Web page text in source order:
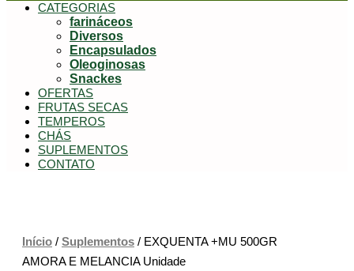
CATEGORIAS
farináceos
Diversos
Encapsulados
Oleoginosas
Snackes
OFERTAS
FRUTAS SECAS
TEMPEROS
CHÁS
SUPLEMENTOS
CONTATO
Início / Suplementos / EXQUENTA +MU 500GR
AMORA E MELANCIA Unidade